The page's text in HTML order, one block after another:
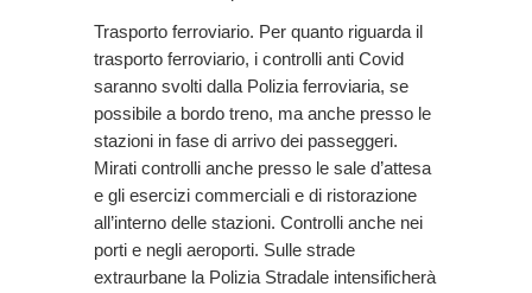
Trasporto ferroviario. Per quanto riguarda il
trasporto ferroviario, i controlli anti Covid
saranno svolti dalla Polizia ferroviaria, se
possibile a bordo treno, ma anche presso le
stazioni in fase di arrivo dei passeggeri.
Mirati controlli anche presso le sale d’attesa
e gli esercizi commerciali e di ristorazione
all’interno delle stazioni. Controlli anche nei
porti e negli aeroporti. Sulle strade
extraurbane la Polizia Stradale intensificherà